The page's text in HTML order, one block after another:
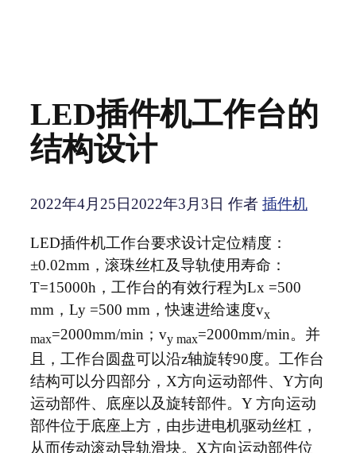
LED插件机工作台的
结构设计
2022年4月25日2022年3月3日 作者 插件机
LED插件机工作台要求设计定位精度：
±0.02mm，滚珠丝杠及导轨使用寿命：
T=15000h，工作台的有效行程为Lx =500
mm，Ly =500 mm，快速进给速度vx
max=2000mm/min；vy max=2000mm/min。并
且，工作台圆盘可以沿z轴旋转90度。工作台
结构可以分四部分，X方向运动部件、Y方向
运动部件、底座以及旋转部件。Y 方向运动
部件位于底座上方，由步进电机驱动丝杠，
从而传动滚动导轨滑块。X方向运动部件位